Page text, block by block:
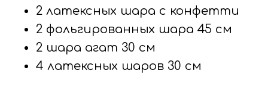
2 латексных шара с конфетти
2 фольгированных шара 45 см
2 шара агат 30 см
4 латексных шаров 30 см